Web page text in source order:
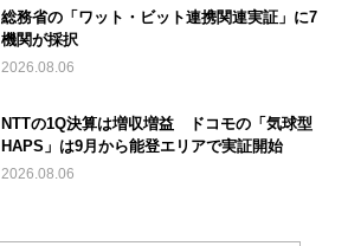
総務省の「ワット・ビット連携関連実証」に7
機関が採択
2026.08.06
NTTの1Q決算は増収増益 ドコモの「気球型
HAPS」は9月から能登エリアで実証開始
2026.08.06